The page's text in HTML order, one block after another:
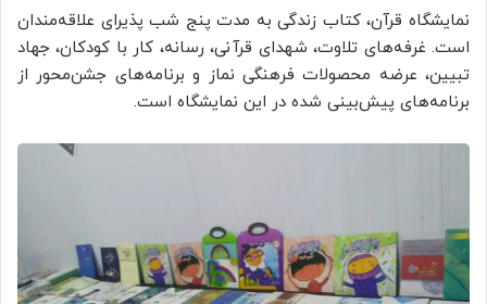
نمایشگاه قرآن، کتاب زندگی به مدت پنج شب پذیرای علاقه‌مندان
است. غرفه‌های تلاوت، شهدای قرآنی، رسانه، کار با کودکان، جهاد
تبیین، عرضه محصولات فرهنگی نماز و برنامه‌های جشن‌محور از
برنامه‌های پیش‌بینی شده در این نمایشگاه است.